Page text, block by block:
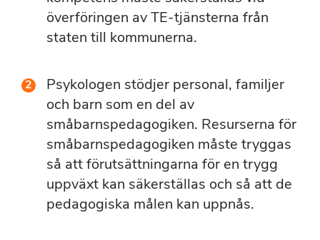
överföringen av TE-tjänsterna från
staten till kommunerna.
Psykologen stödjer personal, familjer
och barn som en del av
småbarnspedagogiken. Resurserna för
småbarnspedagogiken måste tryggas
så att förutsättningarna för en trygg
uppväxt kan säkerställas och så att de
pedagogiska målen kan uppnås.